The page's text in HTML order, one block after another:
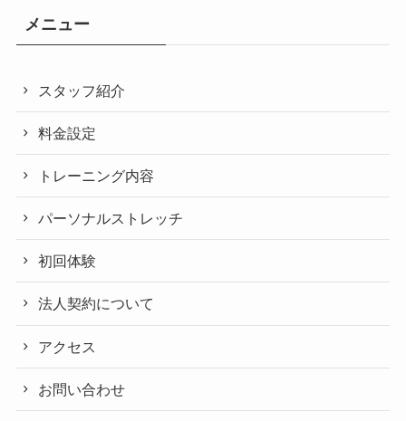
メニュー
スタッフ紹介
料金設定
トレーニング内容
パーソナルストレッチ
初回体験
法人契約について
アクセス
お問い合わせ